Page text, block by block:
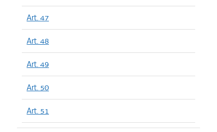
Art. 47
Art. 48
Art. 49
Art. 50
Art. 51